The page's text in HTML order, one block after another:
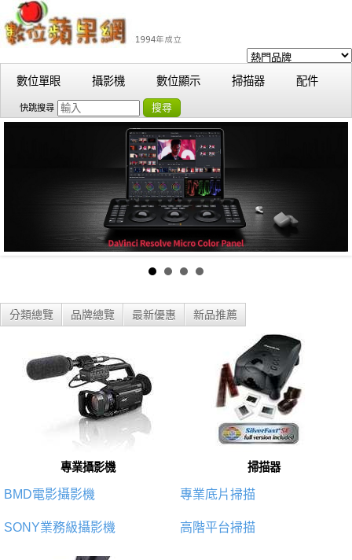
數位單眼 攝影機 數位顯示 掃描器 配件
快跳搜尋 搜尋
分類總覽 品牌總覽 最新優惠 新品推薦
專業攝影機
BMD電影攝影機
SONY業務級攝影機
掃描器
專業底片掃描
高階平台掃描